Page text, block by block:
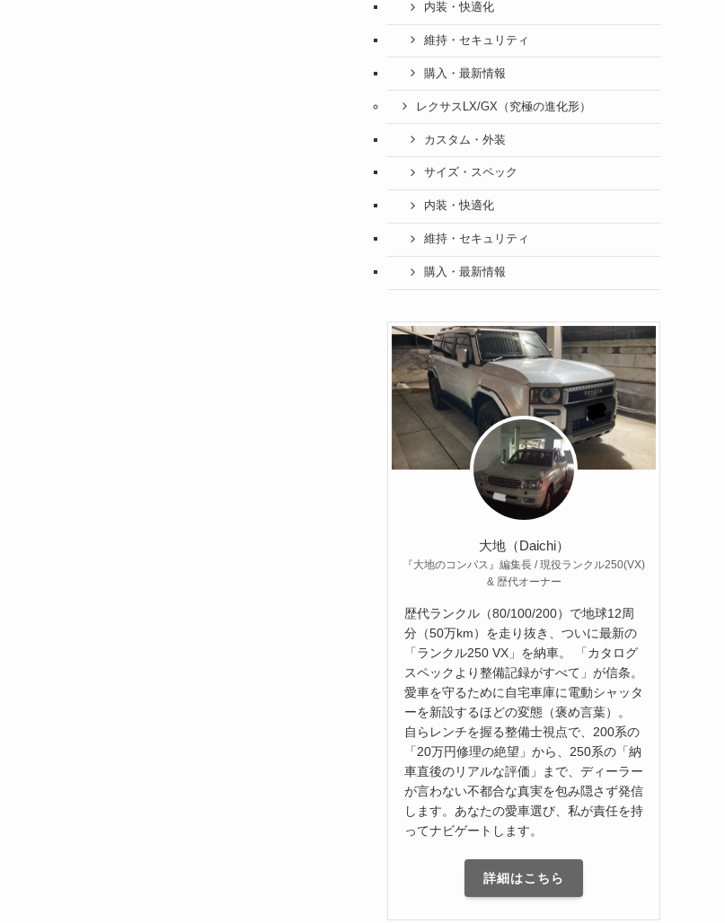
内装・快適化
維持・セキュリティ
購入・最新情報
レクサスLX/GX（究極の進化形）
カスタム・外装
サイズ・スペック
内装・快適化
維持・セキュリティ
購入・最新情報
大地（Daichi）
『大地のコンパス』編集長 / 現役ランクル250(VX)
& 歴代オーナー
歴代ランクル（80/100/200）で地球12周
分（50万km）を走り抜き、ついに最新の
「ランクル250 VX」を納車。 「カタログ
スペックより整備記録がすべて」が信条。
愛車を守るために自宅車庫に電動シャッタ
ーを新設するほどの変態（褒め言葉）。
自らレンチを握る整備士視点で、200系の
「20万円修理の絶望」から、250系の「納
車直後のリアルな評価」まで、ディーラー
が言わない不都合な真実を包み隠さず発信
します。あなたの愛車選び、私が責任を持
ってナビゲートします。
詳細はこちら